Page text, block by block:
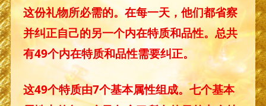
这份礼物所必需的。在每一天，他们都省察
并纠正自己的另一个内在特质和品性。总共
有49个内在特质和品性需要纠正。
这49个特质由7个基本属性组成。七个基本